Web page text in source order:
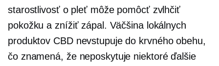
starostlivosť o pleť môže pomôcť zvlhčiť
pokožku a znížiť zápal. Väčšina lokálnych
produktov CBD nevstupuje do krvného obehu,
čo znamená, že neposkytuje niektoré ďalšie